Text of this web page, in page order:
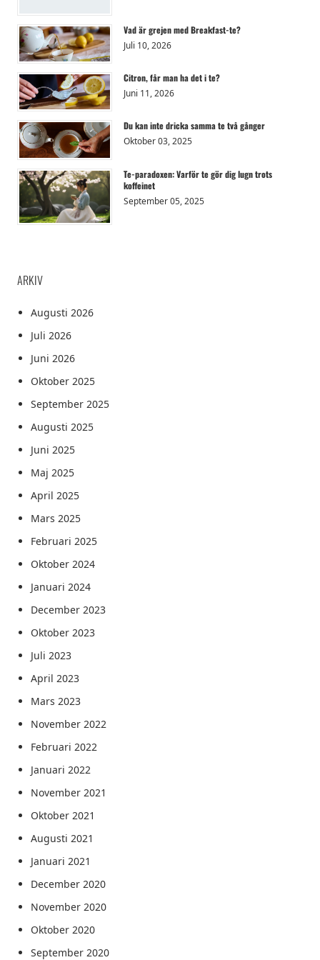
Vad är grejen med Breakfast-te?
Juli 10, 2026
Citron, får man ha det i te?
Juni 11, 2026
Du kan inte dricka samma te två gånger
Oktober 03, 2025
Te-paradoxen: Varför te gör dig lugn trots
koffeinet
September 05, 2025
ARKIV
Augusti 2026
Juli 2026
Juni 2026
Oktober 2025
September 2025
Augusti 2025
Juni 2025
Maj 2025
April 2025
Mars 2025
Februari 2025
Oktober 2024
Januari 2024
December 2023
Oktober 2023
Juli 2023
April 2023
Mars 2023
November 2022
Februari 2022
Januari 2022
November 2021
Oktober 2021
Augusti 2021
Januari 2021
December 2020
November 2020
Oktober 2020
September 2020